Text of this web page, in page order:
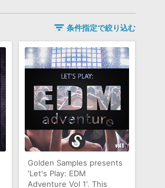
条件指定で絞り込む
Golden Samples presents
'Let's Play: EDM
Adventure Vol 1'. This